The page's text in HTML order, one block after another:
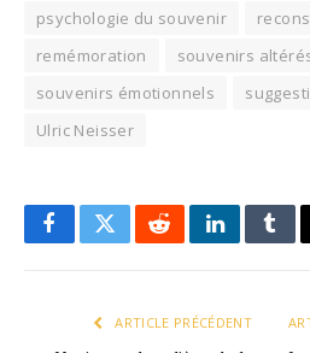
psychologie du souvenir
remémoration
souvenirs
souvenirs émotionnels
Ulric Neisser
Facebook
X RedditLinkedIn
ARTICLE PRÉCÉDENT